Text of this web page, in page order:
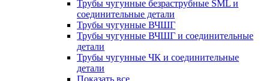
Трубы чугунные безраструбные SML и
соединительные детали
Трубы чугунные ВЧШГ
Трубы чугунные ВЧШГ и соединительные
детали
Трубы чугунные ЧК и соединительные
детали
Показать все